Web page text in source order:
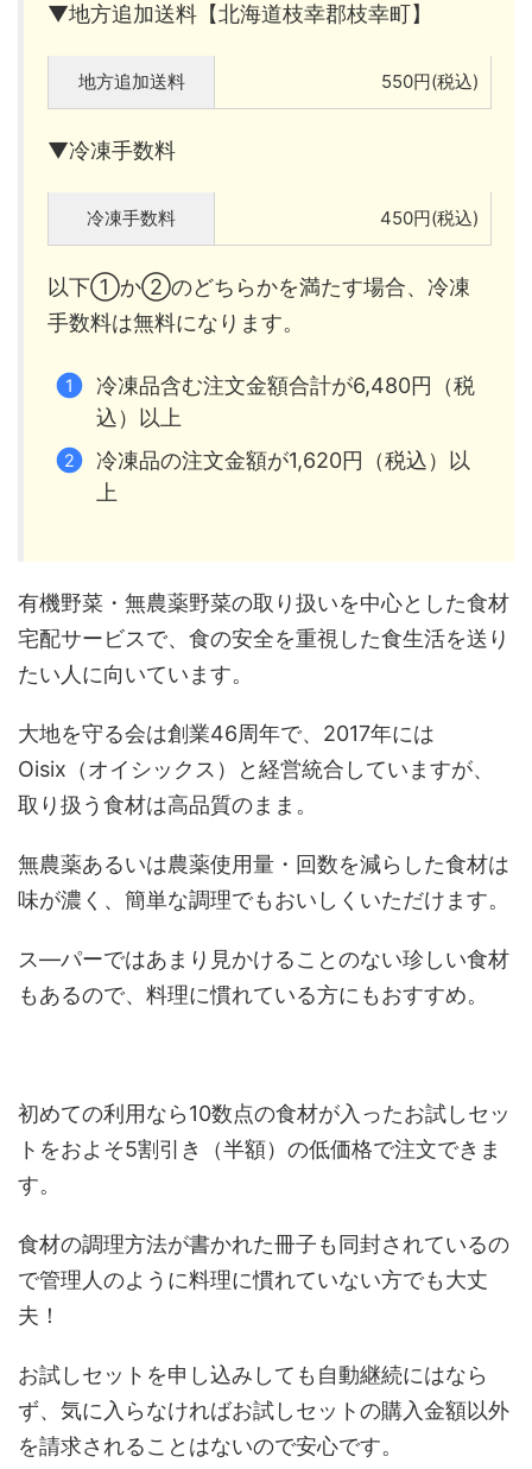
▼地方追加送料【北海道枝幸郡枝幸町】
地方追加送料 550円(税込)
▼冷凍手数料
冷凍手数料 450円(税込)
以下①か②のどちらかを満たす場合、冷凍
手数料は無料になります。
冷凍品含む注文金額合計が6,480円（税
込）以上
冷凍品の注文金額が1,620円（税込）以
上
有機野菜・無農薬野菜の取り扱いを中心とした食材
宅配サービスで、食の安全を重視した食生活を送り
たい人に向いています。
大地を守る会は創業46周年で、2017年には
Oisix（オイシックス）と経営統合していますが、
取り扱う食材は高品質のまま。
無農薬あるいは農薬使用量・回数を減らした食材は
味が濃く、簡単な調理でもおいしくいただけます。
ス―パーではあまり見かけることのない珍しい食材
もあるので、料理に慣れている方にもおすすめ。
初めての利用なら10数点の食材が入ったお試しセッ
トをおよそ5割引き（半額）の低価格で注文できま
す。
食材の調理方法が書かれた冊子も同封されているの
で管理人のように料理に慣れていない方でも大丈
夫！
お試しセットを申し込みしても自動継続にはなら
ず、気に入らなければお試しセットの購入金額以外
を請求されることはないので安心です。